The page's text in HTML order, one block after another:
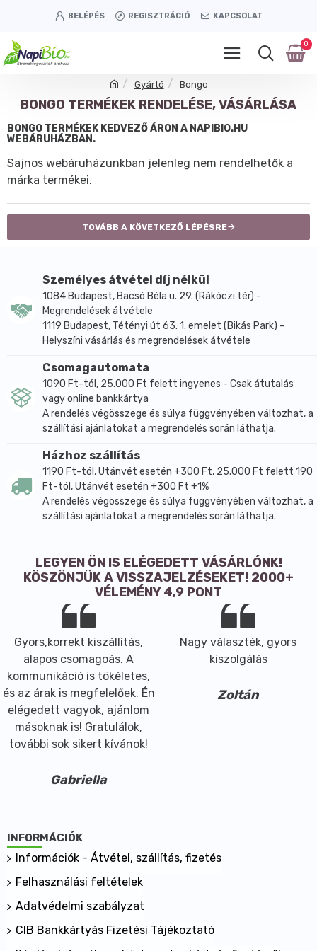
BELÉPÉS REGISZTRÁCIÓ KAPCSOLAT
0
Gyártó Bongo
BONGO TERMÉKEK RENDELÉSE, VÁSÁRLÁSA
BONGO TERMÉKEK KEDVEZŐ ÁRON A NAPIBIO.HU
WEBÁRUHÁZBAN.
Sajnos webáruházunkban jelenleg nem rendelhetők a
márka termékei.
TOVÁBB A KÖVETKEZŐ LÉPÉSRE
Személyes átvétel díj nélkül
1084 Budapest, Bacsó Béla u. 29. (Rákóczi tér) -
Megrendelések átvétele
1119 Budapest, Tétényi út 63. 1. emelet (Bikás Park) -
Helyszíni vásárlás és megrendelések átvétele
Csomagautomata
1090 Ft-tól, 25.000 Ft felett ingyenes - Csak átutalás
vagy online bankkártya
A rendelés végösszege és súlya függvényében változhat, a
szállítási ajánlatokat a megrendelés során láthatja.
Házhoz szállítás
1190 Ft-tól, Utánvét esetén +300 Ft, 25.000 Ft felett 190
Ft-tól, Utánvét esetén +300 Ft +1%
A rendelés végösszege és súlya függvényében változhat, a
szállítási ajánlatokat a megrendelés során láthatja.
LEGYEN ÖN IS ELÉGEDETT VÁSÁRLÓNK!
KÖSZÖNJÜK A VISSZAJELZÉSEKET! 2000+
VÉLEMÉNY 4,9 PONT
Gyors,korrekt kiszállítás,
alapos csomagoás. A
kommunikáció is tökéletes,
és az árak is megfelelőek. Én
elégedett vagyok, ajánlom
másoknak is! Gratulálok,
további sok sikert kívánok!
Gabriella
Nagy választék, gyors
kiszolgálás
Zoltán
INFORMÁCIÓK
Információk - Átvétel, szállítás, fizetés
Felhasználási feltételek
Adatvédelmi szabályzat
CIB Bankkártyás Fizetési Tájékoztató